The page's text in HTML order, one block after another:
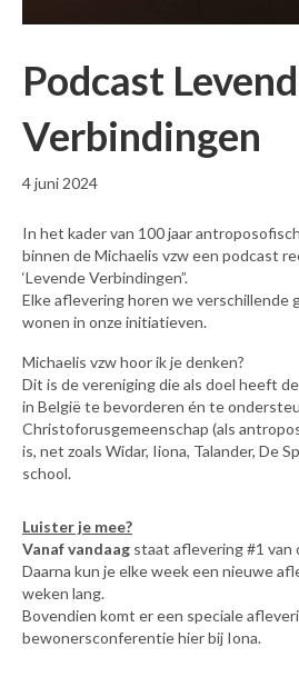
Podcast
Verbindingen
4 juni 2024
In het kader van 100 jaar
binnen de Michaelis vzw een podcast
‘Levende Verbindingen”.
Elke aflevering horen we verschillende
wonen in onze initiatieven.
Michaelis vzw hoor ik je denken?
Dit is de vereniging die als doel heeft
in België te bevorderen én te
Christoforusgemeenschap (als
is, net zoals Widar, Iiona, Talander, De
school.
Luister je mee?
Vanaf vandaag staat aflevering #1 van
Daarna kun je elke week een nieuwe
weken lang.
Bovendien komt er een speciale
bewonersconferentie hier bij Iona.